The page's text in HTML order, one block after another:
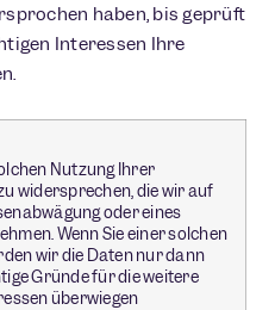
haben, bis geprüft
Interessen Ihre
Nutzung Ihrer
widersprechen, die wir auf
oder eines
Wenn Sie einer solchen
wir die Daten nur dann
Gründe für die weitere
überwiegen